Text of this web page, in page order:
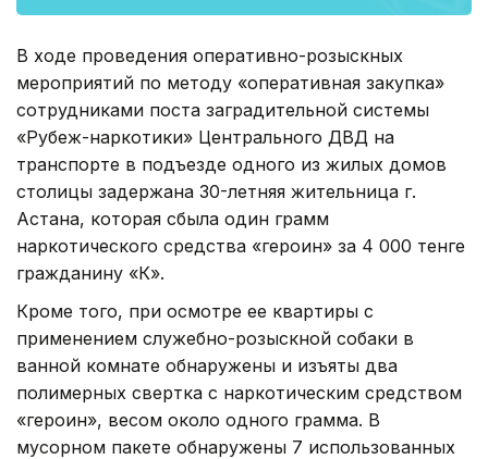
В ходе проведения оперативно-розыскных
мероприятий по методу «оперативная закупка»
сотрудниками поста заградительной системы
«Рубеж-наркотики» Центрального ДВД на
транспорте в подъезде одного из жилых домов
столицы задержана 30-летняя жительница г.
Астана, которая сбыла один грамм
наркотического средства «героин» за 4 000 тенге
гражданину «К».
Кроме того, при осмотре ее квартиры с
применением служебно-розыскной собаки в
ванной комнате обнаружены и изъяты два
полимерных свертка с наркотическим средством
«героин», весом около одного грамма. В
мусорном пакете обнаружены 7 использованных